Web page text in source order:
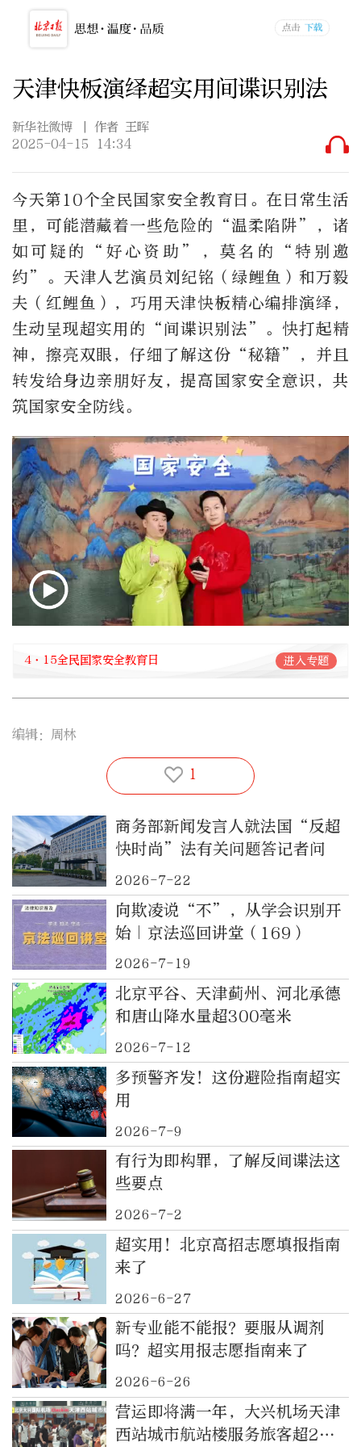
天津快板演绎超实用间谍识别法
新华社微博
| 作者 王晖
2025-04-15 14:34
今天第10个全民国家安全教育日。在日常生活
里，可能潜藏着一些危险的“温柔陷阱”，诸
如可疑的“好心资助”，莫名的“特别邀
约”。天津人艺演员刘纪铭（绿鲤鱼）和万毅
夫（红鲤鱼），巧用天津快板精心编排演绎，
生动呈现超实用的“间谍识别法”。快打起精
神，擦亮双眼，仔细了解这份“秘籍”，并且
转发给身边亲朋好友，提高国家安全意识，共
筑国家安全防线。
4·15全民国家安全教育日 进入专题
编辑：周林
1
商务部新闻发言人就法国“反超
快时尚”法有关问题答记者问
2026-7-22
向欺凌说“不”，从学会识别开
始｜京法巡回讲堂（169）
2026-7-19
北京平谷、天津蓟州、河北承德
和唐山降水量超300毫米
2026-7-12
多预警齐发！这份避险指南超实
用
2026-7-9
有行为即构罪，了解反间谍法这
些要点
2026-7-2
超实用！北京高招志愿填报指南
来了
2026-6-27
新专业能不能报？要服从调剂
吗？超实用报志愿指南来了
2026-6-26
营运即将满一年，大兴机场天津
西站城市航站楼服务旅客超2万